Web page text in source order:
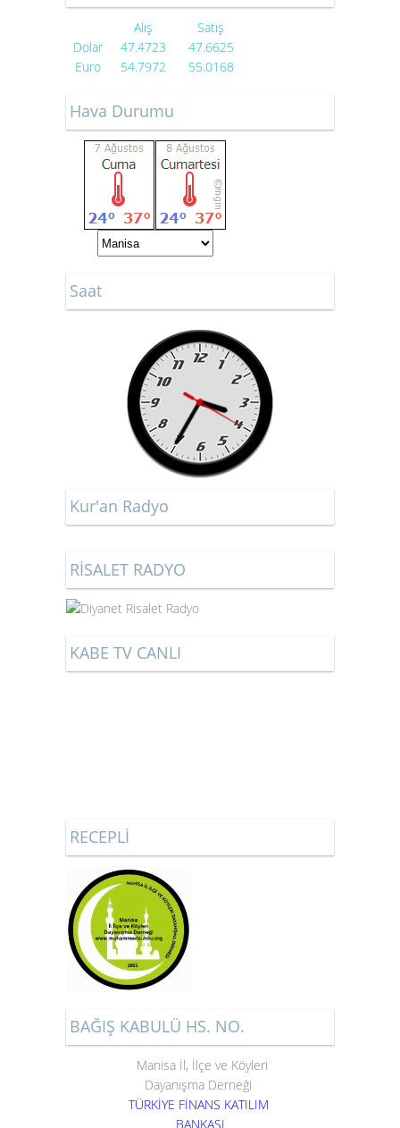
Alış
Satış
Dolar
47.4723
47.6625
Euro
54.7972 55.0168
Hava Durumu
Saat
Kur'an Radyo
RİSALET RADYO
KABE TV CANLI
RECEPLİ
BAĞIŞ KABULÜ HS. NO.
Manisa İl, İlçe ve Köyleri
Dayanışma Derneği
TÜRKİYE FİNANS KATILIM
BANKASI